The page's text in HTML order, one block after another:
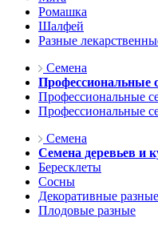
Ромашка
Шалфей
Разные
Семена
Профессиональные
Профессиональные
Профессиональные
Семена
Семена деревьев и
Бересклеты
Сосны
Декоративные разные
Плодовые разные